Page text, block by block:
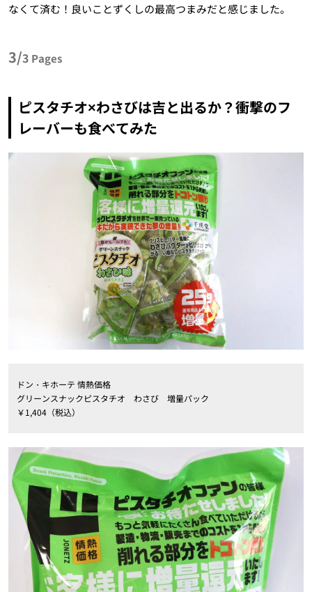
なくて済む！良いことずくしの最高つまみだと感じました。
3/3 Pages
ピスタチオ×わさびは吉と出るか？衝撃のフ
レーバーも食べてみた
ドン・キホーテ 情熱価格
グリーンスナックピスタチオ わさび 増量パック
￥1,404（税込）